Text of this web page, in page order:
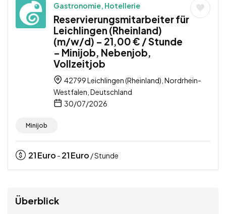
Gastronomie, Hotellerie
Reservierungsmitarbeiter für
Leichlingen (Rheinland)
(m/w/d) – 21,00 € / Stunde
– Minijob, Nebenjob,
Vollzeitjob
42799 Leichlingen (Rheinland), Nordrhein-
Westfalen, Deutschland
30/07/2026
Minijob
21Euro - 21Euro / Stunde
Überblick